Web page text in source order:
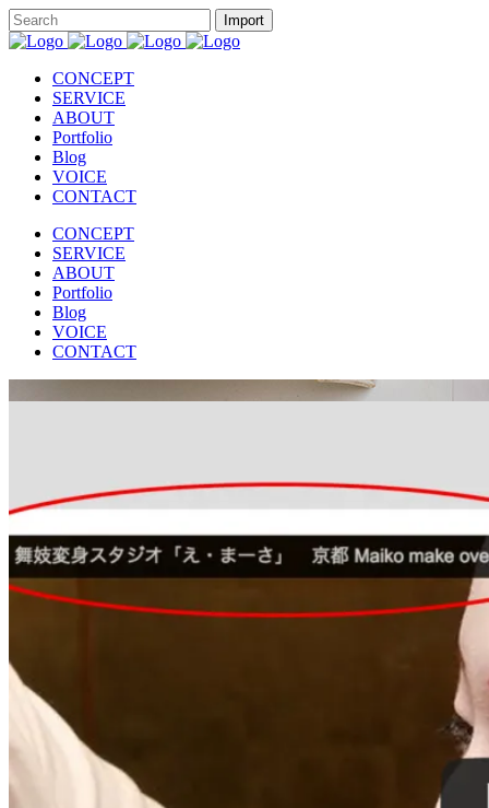
CONCEPT
SERVICE
ABOUT
Portfolio
Blog
VOICE
CONTACT
CONCEPT
SERVICE
ABOUT
Portfolio
Blog
VOICE
CONTACT